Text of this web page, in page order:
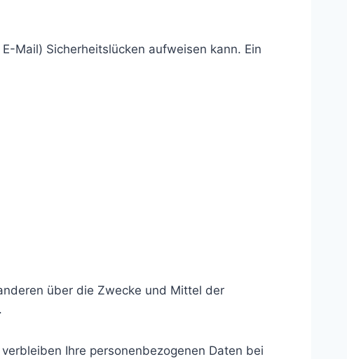
Mail) Sicherheitslücken aufweisen kann. Ein
über die Zwecke und Mittel der
Ihre personenbezogenen Daten bei